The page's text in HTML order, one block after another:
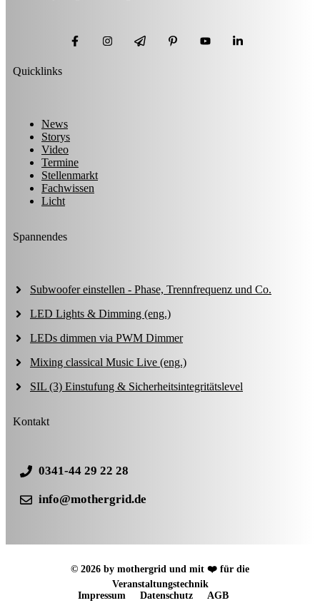
Quicklinks
News
Storys
Video
Termine
Stellenmarkt
Fachwissen
Licht
Spannendes
Subwoofer einstellen - Phase, Trennfrequenz und Co.
LED Lights & Dimming (eng.)
LEDs dimmen via PWM Dimmer
Mixing classical Music Live (eng.)
SIL (3) Einstufung & Sicherheitsintegritätslevel
Kontakt
0341-44 29 22 28
info@mothergrid.de
© 2026 by mothergrid und mit ❤️ für die
Veranstaltungstechnik
Impressum
Datenschutz AGB